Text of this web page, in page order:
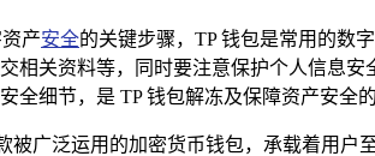
产安全的关键步骤，TP 钱包是常用的数
相关资料等，同时要注意保护个人信息
全细节，是 TP 钱包解冻及保障资产安全的
被广泛运用的加密货币钱包，承载着用户